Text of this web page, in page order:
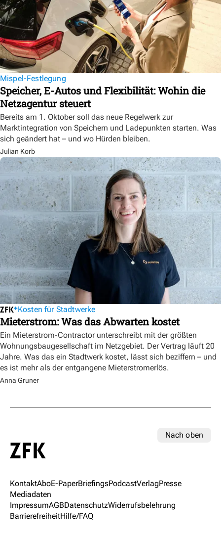
Mispel-Festlegung
Speicher, E-Autos und Flexibilität: Wohin die
Netzagentur steuert
Bereits am 1. Oktober soll das neue Regelwerk zur
Marktintegration von Speichern und Ladepunkten starten. Was
sich geändert hat – und wo Hürden bleiben.
Julian Korb
Kosten für Stadtwerke
Mieterstrom: Was das Abwarten kostet
Ein Mieterstrom-Contractor unterschreibt mit der größten
Wohnungsbaugesellschaft im Netzgebiet. Der Vertrag läuft 20
Jahre. Was das ein Stadtwerk kostet, lässt sich beziffern – und
es ist mehr als der entgangene Mieterstromerlös.
Anna Gruner
Nach oben
KontaktAboE-PaperBriefingsPodcastVerlagPresse
Mediadaten
ImpressumAGBDatenschutzWiderrufsbelehrung
BarrierefreiheitHilfe/FAQ